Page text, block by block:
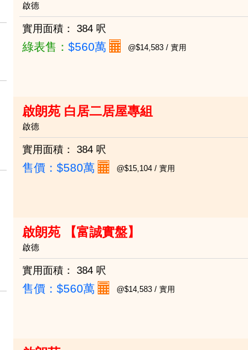
啟德
實用面積： 384 呎
綠表售： $560萬 @$14,583 / 實用
啟朗苑 白居二居屋專組
啟德
實用面積： 384 呎
售價： $580萬 @$15,104 / 實用
啟朗苑 【富誠實盤】
啟德
實用面積： 384 呎
售價： $560萬 @$14,583 / 實用